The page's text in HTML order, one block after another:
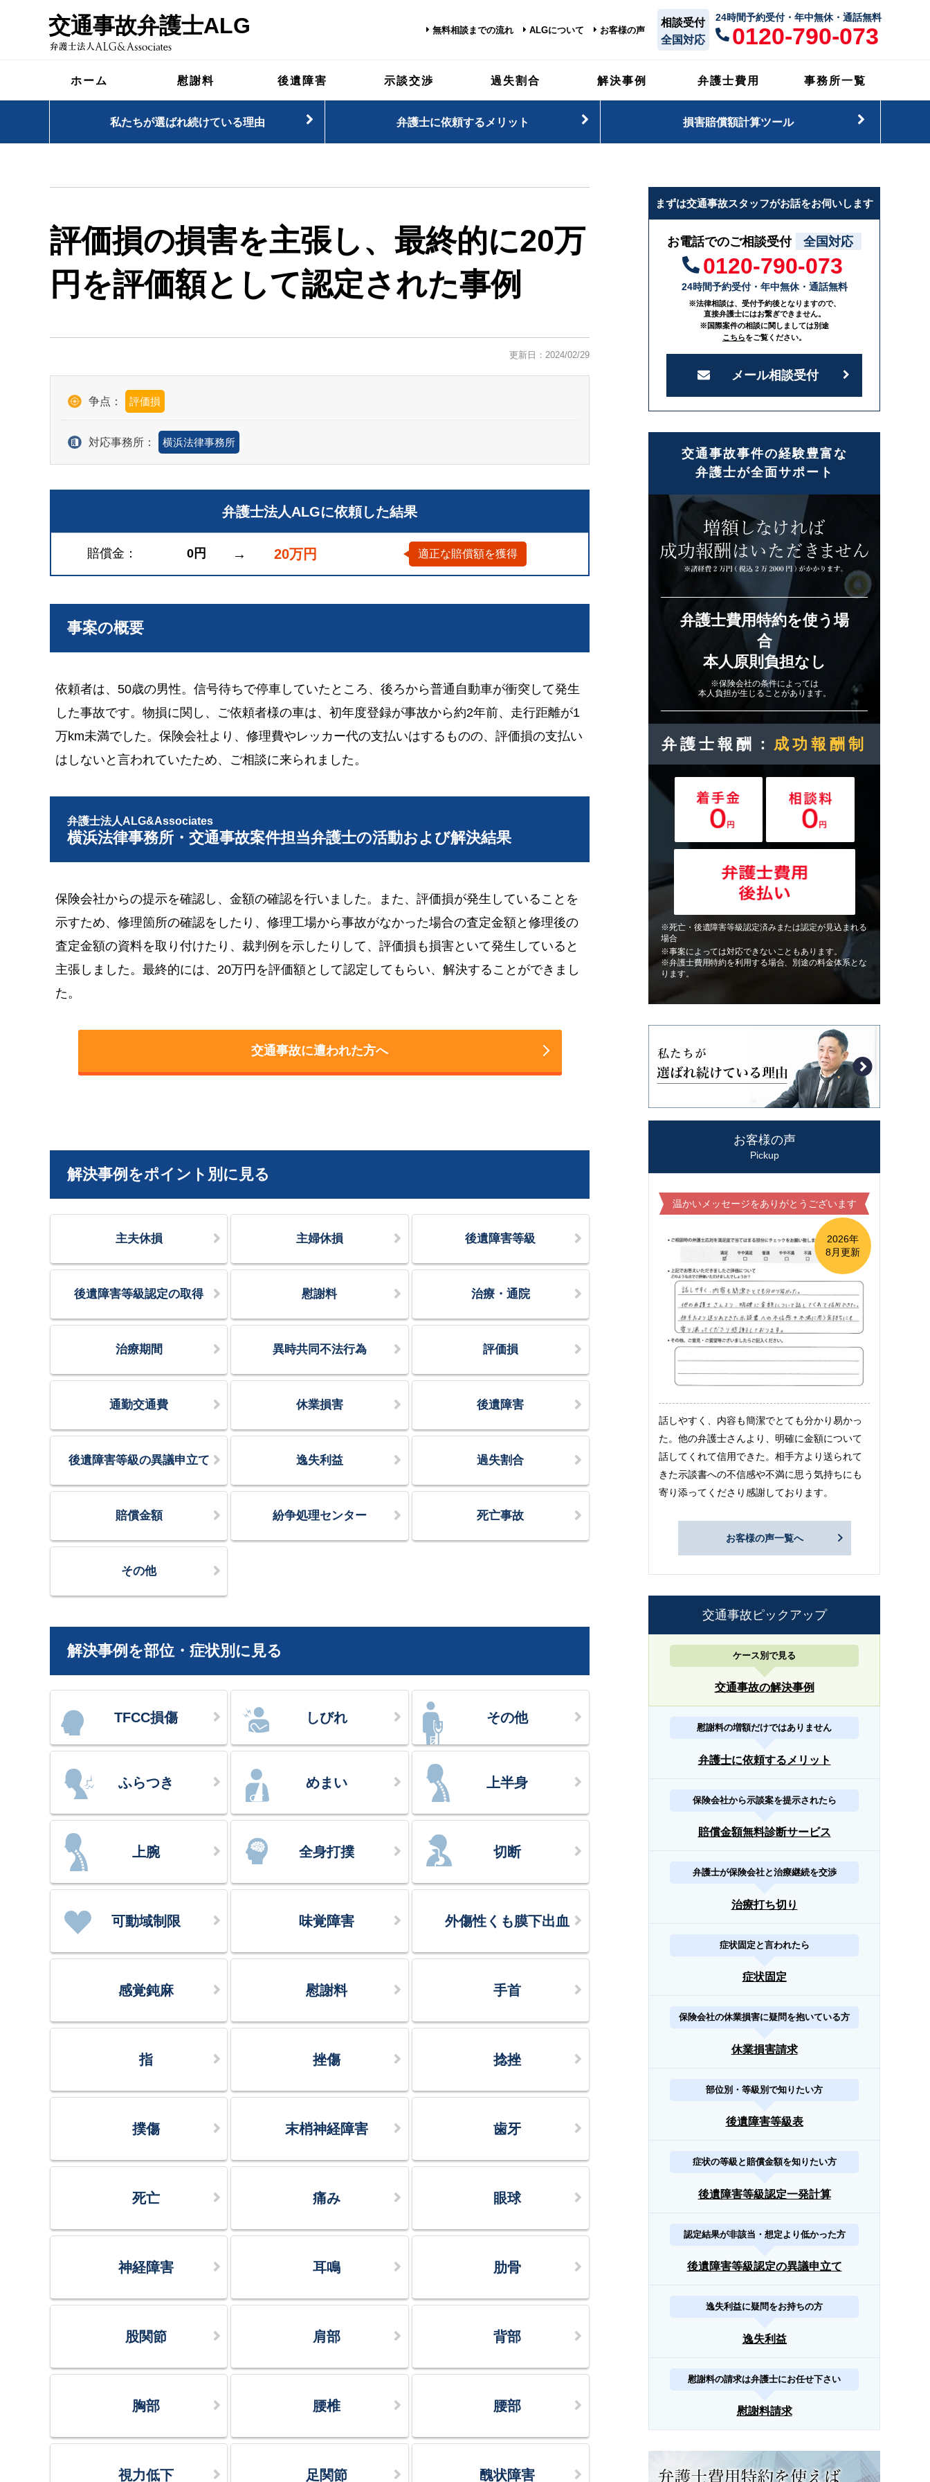
交通事故弁護士ALG 無料相談までの流れ ALGについて お客様の声
相談受付
全国対応
24時間予約受付・年中無休・通話無料
0120-790-073
ホーム 慰謝料 後遺障害 示談交渉 過失割合 解決事例 弁護士費用 事務所一覧
私たちが選ばれ続けている理由 弁護士に依頼するメリット 損害賠償額計算ツール
評価損の損害を主張し、最終的に20万
円を評価額として認定された事例
更新日：2024/02/29
争点： 評価損
対応事務所： 横浜法律事務所
弁護士法人ALGに依頼した結果
賠償金 0円 → 20万円 適正な賠償額を獲得
事案の概要
依頼者は、50歳の男性。信号待ちで停車していたところ、後ろから普通自動車が衝突して発生
した事故です。物損に関し、ご依頼者様の車は、初年度登録が事故から約2年前、走行距離が1
万km未満でした。保険会社より、修理費やレッカー代の支払いはするものの、評価損の支払い
はしないと言われていたため、ご相談に来られました。
弁護士法人ALG&Associates
横浜法律事務所・交通事故案件担当弁護士の活動および解決結果
保険会社からの提示を確認し、金額の確認を行いました。また、評価損が発生していることを
示すため、修理箇所の確認をしたり、修理工場から事故がなかった場合の査定金額と修理後の
査定金額の資料を取り付けたり、裁判例を示したりして、評価損も損害といて発生していると
主張しました。最終的には、20万円を評価額として認定してもらい、解決することができまし
た。
交通事故に遭われた方へ
解決事例をポイント別に見る
主夫休損 主婦休損 後遺障害等級
後遺障害等級認定の取得 慰謝料 治療・通院
治療期間 異時共同不法行為 評価損
通勤交通費 休業損害 後遺障害
後遺障害等級の異議申立て 逸失利益 過失割合
賠償金額 紛争処理センター 死亡事故
その他
解決事例を部位・症状別に見る
TFCC損傷 しびれ その他
ふらつき めまい 上半身
上腕 全身打撲 切断
可動域制限 味覚障害 外傷性くも膜下出血
感覚鈍麻 慰謝料 手首
指 挫傷 捻挫
撲傷 末梢神経障害 歯牙
死亡 痛み 眼球
神経障害 耳鳴 肋骨
股関節 肩部 背部
胸部 腰椎 腰部
視力低下 足関節 醜状障害
まずは交通事故スタッフがお話をお伺いします
お電話でのご相談受付 全国対応
0120-790-073
24時間予約受付・年中無休・通話無料
※法律相談は、受付予約後となりますので、
直接弁護士にはお繋ぎできません。
※国際案件の相談に関しましては別途
こちらをご覧ください。
メール相談受付
交通事故事件の経験豊富な
弁護士が全面サポート
弁護士費用特約を使う場
合
本人原則負担なし
※保険会社の条件によっては
本人負担が生じることがあります。
弁護士報酬： 成功報酬制
※死亡・後遺障害等級認定済みまたは認定が見込まれる
場合
※事案によっては対応できないこともあります。
※弁護士費用特約を利用する場合、別途の料金体系とな
ります。
お客様の声
Pickup
温かいメッセージをありがとうございます
2026年
8月更新
話しやすく、内容も簡潔でとても分かり易かっ
た。他の弁護士さんより、明確に金額について
話してくれて信用できた。相手方より送られて
きた示談書への不信感や不満に思う気持ちにも
寄り添ってくださり感謝しております。
お客様の声一覧へ
交通事故ピックアップ
ケース別で見る
交通事故の解決事例
慰謝料の増額だけではありません
弁護士に依頼するメリット
保険会社から示談案を提示されたら
賠償金額無料診断サービス
弁護士が保険会社と治療継続を交渉
治療打ち切り
症状固定と言われたら
症状固定
保険会社の休業損害に疑問を抱いている方
休業損害請求
部位別・等級別で知りたい方
後遺障害等級表
症状の等級と賠償金額を知りたい方
後遺障害等級認定一発計算
認定結果が非該当・想定より低かった方
後遺障害等級認定の異議申立て
逸失利益に疑問をお持ちの方
逸失利益
慰謝料の請求は弁護士にお任せ下さい
慰謝料請求